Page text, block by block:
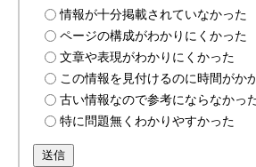
情報が十分掲載されていなかった
ページの構成がわかりにくかった
文章や表現がわかりにくかった
この情報を見付けるのに時間がか
古い情報なので参考にならなかっ
特に問題無くわかりやすかった
送信